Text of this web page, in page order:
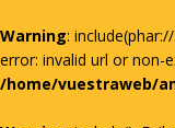
Warning:
error: invalid url or non-
/home/vuestraweb/